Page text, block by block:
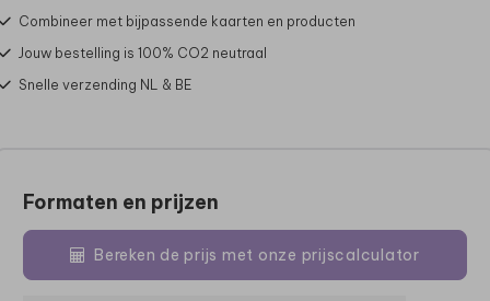
Combineer met bijpassende kaarten en producten
Jouw bestelling is 100% CO2 neutraal
Snelle verzending NL & BE
Formaten en prijzen
Bereken de prijs met onze prijscalculator